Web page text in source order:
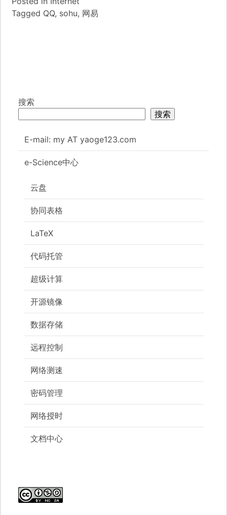
Tagged QQ, sohu, 网易
搜索
搜索
E-mail: my AT yaoge123.com
e-Science中心
云盘
协同表格
LaTeX
代码托管
超级计算
开源镜像
数据存储
远程控制
网络测速
密码管理
网络授时
文档中心